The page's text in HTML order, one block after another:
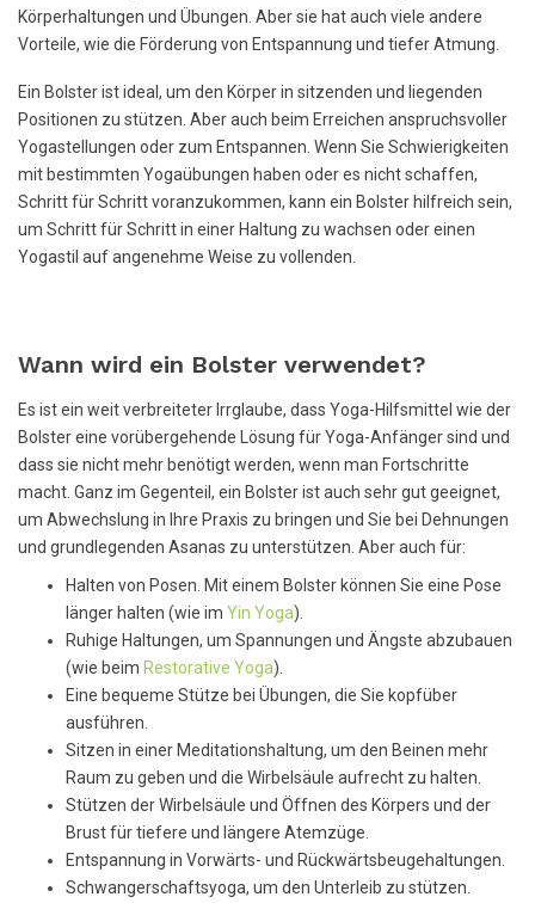
Körperhaltungen und Übungen. Aber sie hat auch viele andere
Vorteile, wie die Förderung von Entspannung und tiefer Atmung.
Ein Bolster ist ideal, um den Körper in sitzenden und liegenden
Positionen zu stützen. Aber auch beim Erreichen anspruchsvoller
Yogastellungen oder zum Entspannen. Wenn Sie Schwierigkeiten
mit bestimmten Yogaübungen haben oder es nicht schaffen,
Schritt für Schritt voranzukommen, kann ein Bolster hilfreich sein,
um Schritt für Schritt in einer Haltung zu wachsen oder einen
Yogastil auf angenehme Weise zu vollenden.
Wann wird ein Bolster verwendet?
Es ist ein weit verbreiteter Irrglaube, dass Yoga-Hilfsmittel wie der
Bolster eine vorübergehende Lösung für Yoga-Anfänger sind und
dass sie nicht mehr benötigt werden, wenn man Fortschritte
macht. Ganz im Gegenteil, ein Bolster ist auch sehr gut geeignet,
um Abwechslung in Ihre Praxis zu bringen und Sie bei Dehnungen
und grundlegenden Asanas zu unterstützen. Aber auch für:
Halten von Posen. Mit einem Bolster können Sie eine Pose
länger halten (wie im Yin Yoga).
Ruhige Haltungen, um Spannungen und Ängste abzubauen
(wie beim Restorative Yoga).
Eine bequeme Stütze bei Übungen, die Sie kopfüber
ausführen.
Sitzen in einer Meditationshaltung, um den Beinen mehr
Raum zu geben und die Wirbelsäule aufrecht zu halten.
Stützen der Wirbelsäule und Öffnen des Körpers und der
Brust für tiefere und längere Atemzüge.
Entspannung in Vorwärts- und Rückwärtsbeugehaltungen.
Schwangerschaftsyoga, um den Unterleib zu stützen.